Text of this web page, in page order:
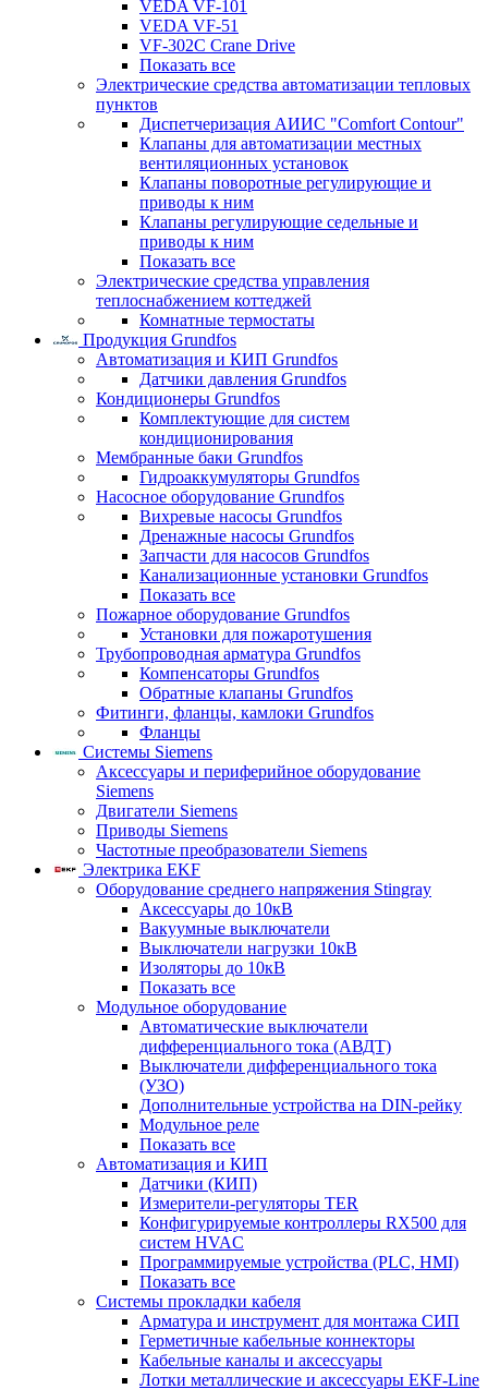
VEDA VF-101
VEDA VF-51
VF-302C Crane Drive
Показать все
Электрические средства автоматизации тепловых
пунктов
Диспетчеризация АИИС "Comfort Contour"
Клапаны для автоматизации местных
вентиляционных установок
Клапаны поворотные регулирующие и
приводы к ним
Клапаны регулирующие седельные и
приводы к ним
Показать все
Электрические средства управления
теплоснабжением коттеджей
Комнатные термостаты
Продукция Grundfos
Автоматизация и КИП Grundfos
Датчики давления Grundfos
Кондиционеры Grundfos
Комплектующие для систем
кондиционирования
Мембранные баки Grundfos
Гидроаккумуляторы Grundfos
Насосное оборудование Grundfos
Вихревые насосы Grundfos
Дренажные насосы Grundfos
Запчасти для насосов Grundfos
Канализационные установки Grundfos
Показать все
Пожарное оборудование Grundfos
Установки для пожаротушения
Трубопроводная арматура Grundfos
Компенсаторы Grundfos
Обратные клапаны Grundfos
Фитинги, фланцы, камлоки Grundfos
Фланцы
Системы Siemens
Аксессуары и периферийное оборудование
Siemens
Двигатели Siemens
Приводы Siemens
Частотные преобразователи Siemens
Электрика EKF
Оборудование среднего напряжения Stingray
Аксессуары до 10кВ
Вакуумные выключатели
Выключатели нагрузки 10кВ
Изоляторы до 10кВ
Показать все
Модульное оборудование
Автоматические выключатели
дифференциального тока (АВДТ)
Выключатели дифференциального тока
(УЗО)
Дополнительные устройства на DIN-рейку
Модульное реле
Показать все
Автоматизация и КИП
Датчики (КИП)
Измерители-регуляторы TER
Конфигурируемые контроллеры RX500 для
систем HVAC
Программируемые устройства (PLC, HMI)
Показать все
Системы прокладки кабеля
Арматура и инструмент для монтажа СИП
Герметичные кабельные коннекторы
Кабельные каналы и аксессуары
Лотки металлические и аксессуары EKF-Line